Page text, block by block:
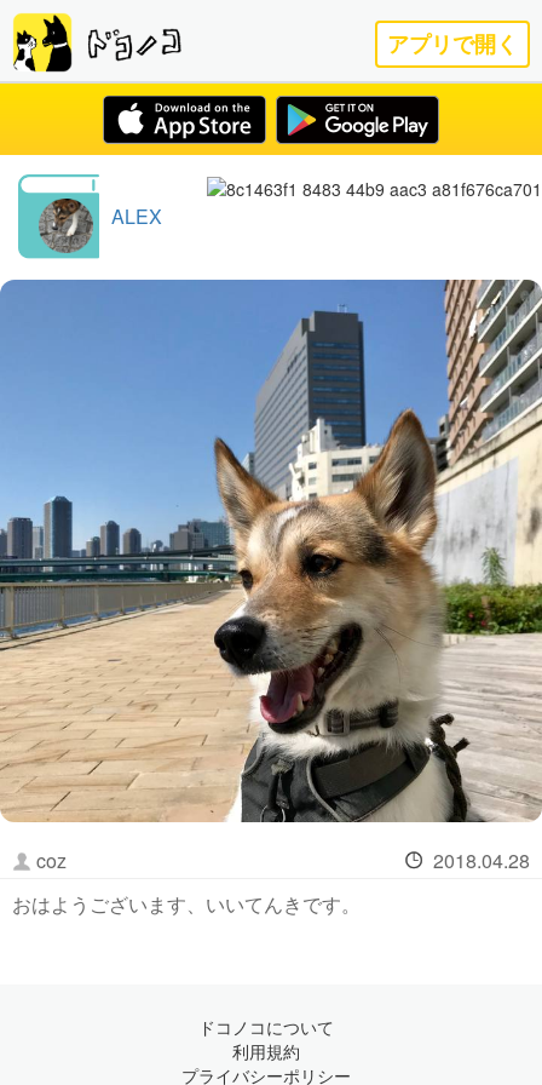
アプリで開く
ALEX
coz
2018.04.28
おはようございます、いいてんきです。
ドコノコについて
利用規約
プライバシーポリシー